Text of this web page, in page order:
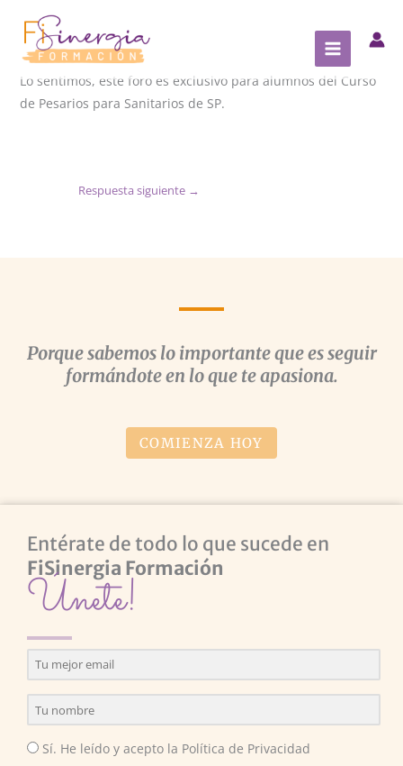
contenido
Lo sentimos, este foro es exclusivo para alumnos del Curso
de Pesarios para Sanitarios de SP.
Respuesta siguiente →
Porque sabemos lo importante que es seguir
formándote en lo que te apasiona.
COMIENZA HOY
Entérate de todo lo que sucede en
FiSinergia Formación
Únete!
Sí. He leído y acepto la Política de Privacidad